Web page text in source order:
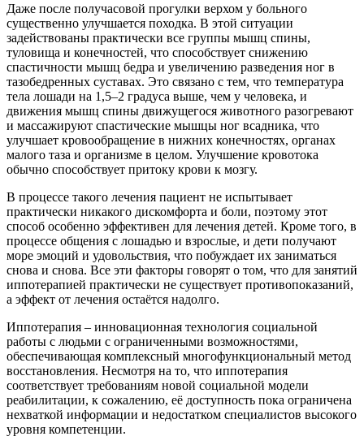
Даже после получасовой прогулки верхом у больного
существенно улучшается походка. В этой ситуации
задействованы практически все группы мышц спины,
туловища и конечностей, что способствует снижению
спастичности мышц бедра и увеличению разведения ног в
тазобедренных суставах. Это связано с тем, что температура
тела лошади на 1,5–2 градуса выше, чем у человека, и
движения мышц спины движущегося животного разогревают
и массажируют спастические мышцы ног всадника, что
улучшает кровообращение в нижних конечностях, органах
малого таза и организме в целом. Улучшение кровотока
обычно способствует притоку крови к мозгу.
В процессе такого лечения пациент не испытывает
практически никакого дискомфорта и боли, поэтому этот
способ особенно эффективен для лечения детей. Кроме того, в
процессе общения с лошадью и взрослые, и дети получают
море эмоций и удовольствия, что побуждает их заниматься
снова и снова. Все эти факторы говорят о том, что для занятий
иппотерапией практически не существует противопоказаний,
а эффект от лечения остаётся надолго.
Иппотерапия – инновационная технология социальной
работы с людьми с ограниченными возможностями,
обеспечивающая комплексный многофункциональный метод
восстановления. Несмотря на то, что иппотерапия
соответствует требованиям новой социальной модели
реабилитации, к сожалению, её доступность пока ограничена
нехваткой информации и недостатком специалистов высокого
уровня компетенции.